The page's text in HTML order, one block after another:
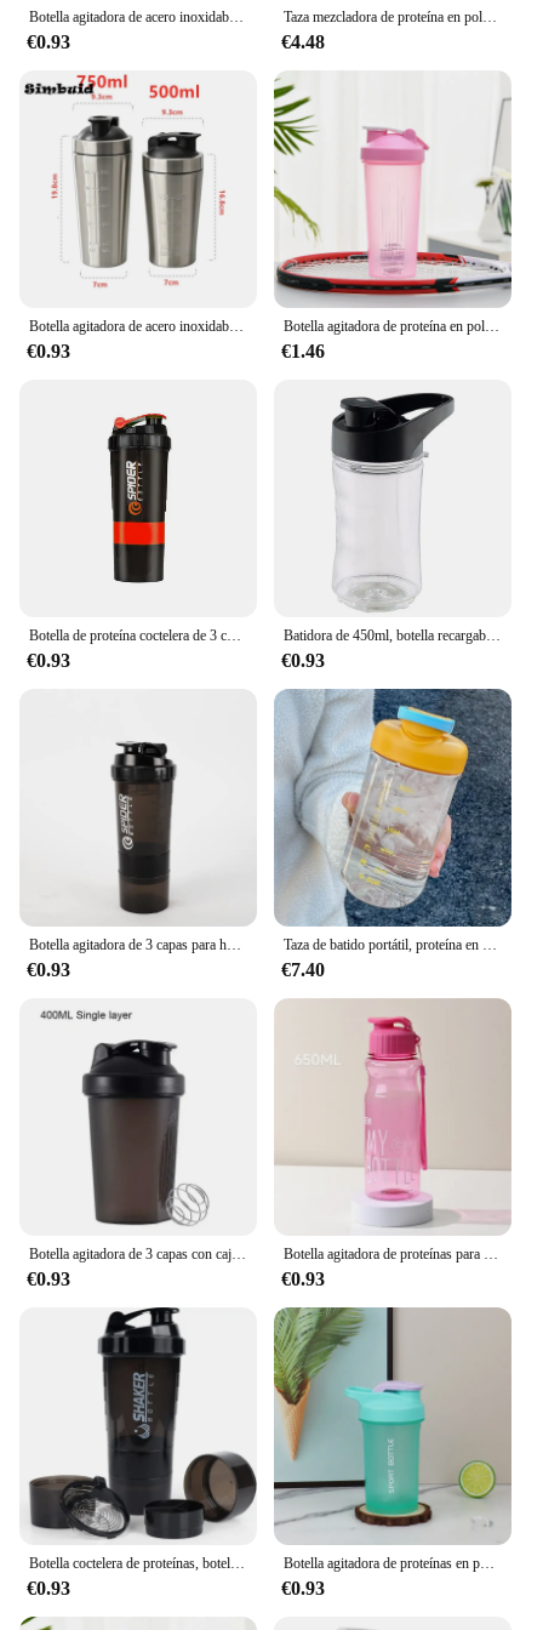
Botella agitadora de acero inoxidable, taza agitadora de proteína en polvo portátil, taza deportiva a prueba de fugas, taza de batidos de suero de leche para Fitness al aire libre con escala
€0.93
Taza mezcladora de proteína en polvo para batido de leche portátil clásica, botella para beber para Fitness, botellas para batido de gimnasio, botella de agua deportiva a prueba de fugas
€4.48
Botella agitadora de acero inoxidable con bola de acero y escala, batidos de suero de leche, a prueba de fugas, 500ML/750ML
€0.93
Botella agitadora de proteína en polvo portátil de 600ml, botella de agua a prueba de fugas para gimnasio, entrenamiento físico, coctelera deportiva, taza mezcladora con escala
€1.46
€0.93
Batidora de 450ml, botella recargable, exprimidor de Mechiine, coctelera, mezclador de vino a prueba de fugas, tazas de bebidas, herramientas para bares y fiestas
€0.93
€0.93 €7.40
€0.93 €0.93
€0.93
Botella agitadora de proteínas en polvo portátil, botella de agua a prueba de fugas para gimnasio, entrenamiento de Fitness al aire libre, taza mezcladora deportiva con escala, 300ml
€0.93